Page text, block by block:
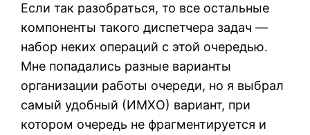
Если так разобраться, то все остальные
компоненты такого диспетчера задач —
набор неких операций с этой очередью.
Мне попадались разные варианты
организации работы очереди, но я выбрал
самый удобный (ИМХО) вариант, при
котором очередь не фрагментируется и